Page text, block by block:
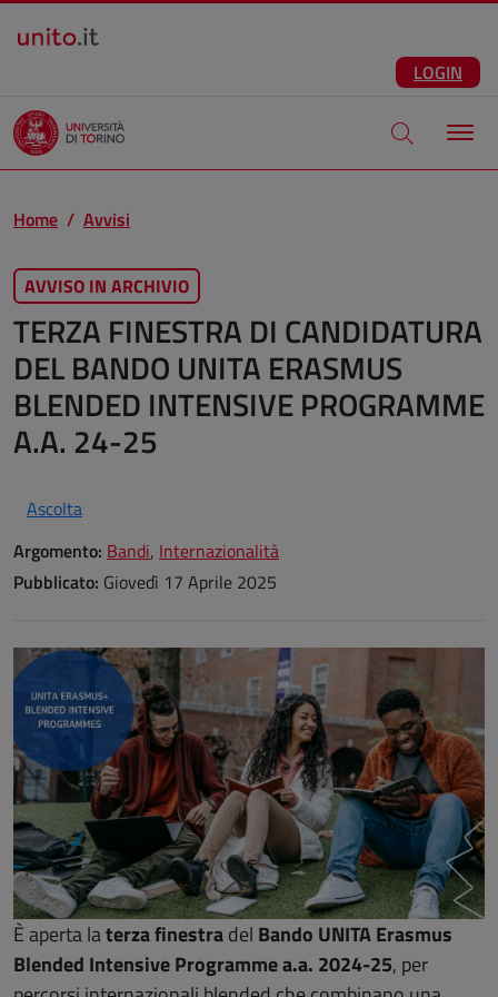
Salta al contenuto principale
LOGIN
Apri modale
Home Avvisi
AVVISO IN ARCHIVIO
TERZA FINESTRA DI CANDIDATURA
DEL BANDO UNITA ERASMUS
BLENDED INTENSIVE PROGRAMME
A.A. 24-25
Ascolta
Argomento: Bandi, Internazionalità
Pubblicato: Giovedì 17 Aprile 2025
È aperta laterza finestradel Bando UNITA Erasmus
Blended Intensive Programme a.a. 2024-25, per